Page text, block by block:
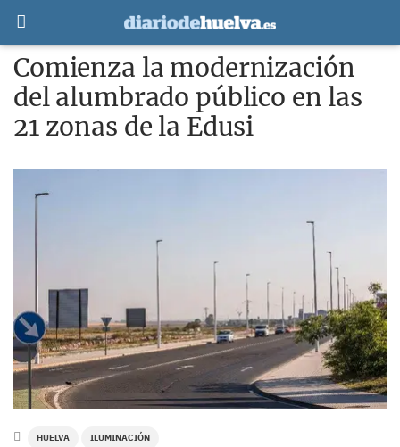
Comienza la modernización
del alumbrado público en las
21 zonas de la Edusi
HUELVA ILUMINACIÓN